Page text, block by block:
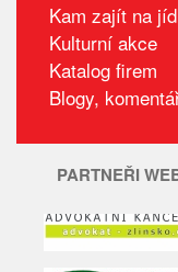
Kam zajít na
Kulturní akce
Katalog firem
Blogy,
PARTNEŘI